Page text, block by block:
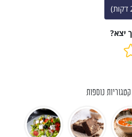
יצא?
קטגוריות נוספות